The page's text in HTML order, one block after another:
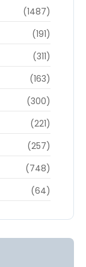
(1487)
(191)
(311)
(163)
(300)
(221)
(257)
(748)
(64)